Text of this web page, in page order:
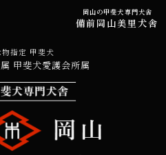
岡山の甲斐犬専門犬舎
備前岡山美里犬舎
物指定 甲斐犬
甲斐犬愛護会所属